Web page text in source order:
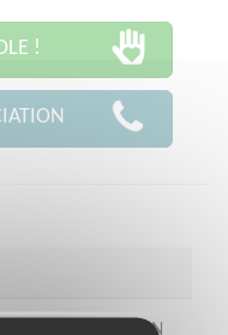
!
MONTAUBAN